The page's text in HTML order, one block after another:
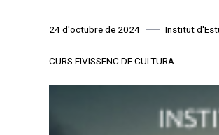
24 d'octubre de 2024 Institut
CURS EIVISSENC DE CULTURA